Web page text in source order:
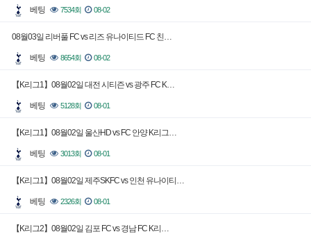
베팅 7534회 08-02
08월03일 리버풀 FC vs 리즈 유나이티드 FC 친…
베팅 8654회 08-02
【K리그1】08월02일 대전 시티즌 vs 광주 FC K…
베팅 5128회 08-01
【K리그1】08월02일 울산HD vs FC 안양 K리그…
베팅 3013회 08-01
【K리그1】08월02일 제주SKFC vs 인천 유나이티…
베팅 2326회 08-01
【K리그2】08월02일 김포 FC vs 경남 FC K리…